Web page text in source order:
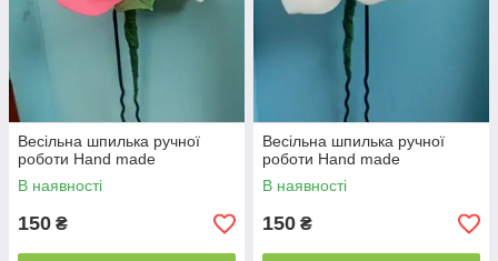
Весільна шпилька ручної
роботи Hand made
В наявності
150 ₴
Весільна шпилька ручної
роботи Hand made
В наявності
150 ₴